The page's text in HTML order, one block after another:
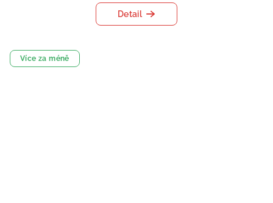
Detail
Více za méně